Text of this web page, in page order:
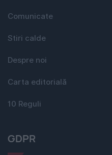
Comunicate
Stiri calde
Despre noi
Carta editorială
10 Reguli
GDPR